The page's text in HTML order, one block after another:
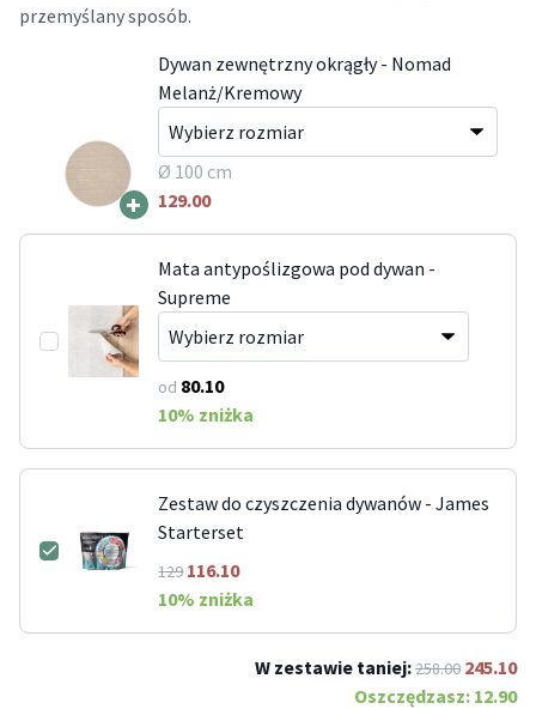
przemyślany sposób.
+
Dywan zewnętrzny okrągły - Nomad
Melanż/Kremowy
Ø 100 cm
129.00
Mata antypoślizgowa pod dywan -
Supreme
od 80.10
10% zniżka
Zestaw do czyszczenia dywanów - James
Starterset
129116.10
10% zniżka
W zestawie taniej:258.00 245.10
Oszczędzasz: 12.90